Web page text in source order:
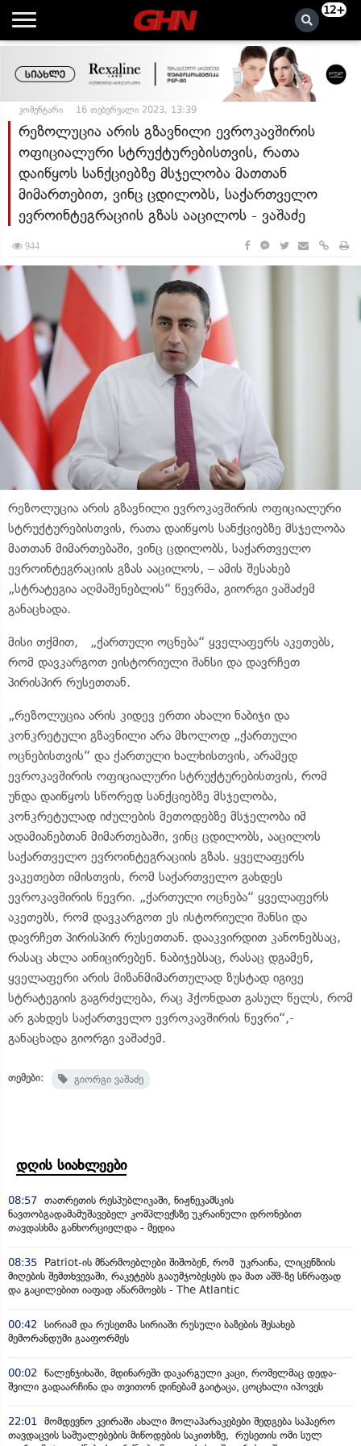
12+
კომენტარი 16 თებერვალი 2023, 13:39
რეზოლუცია არის გზავნილი ევროკავშირის
ოფიციალური სტრუქტურებისთვის, რათა
დაიწყოს სანქციებზე მსჯელობა მათთან
მიმართებით, ვინც ცდილობს, საქართველო
ევროინტეგრაციის გზას ააცილოს - ვაშაძე
944
რეზოლუცია არის გზავნილი ევროკავშირის ოფიციალური
სტრუქტურებისთვის, რათა დაიწყოს სანქციებზე მსჯელობა
მათთან მიმართებაში, ვინც ცდილობს, საქართველო
ევროინტეგრაციის გზას ააცილოს, – ამის შესახებ
„სტრატეგია აღმაშენებლის“ წევრმა, გიორგი ვაშაძემ
განაცხადა.
მისი თქმით, „ქართული ოცნება“ ყველაფერს აკეთებს,
რომ დავკარგოთ ეისტორიული შანსი და დავრჩეთ
პირისპირ რუსეთთან.
„რეზოლუცია არის კიდევ ერთი ახალი ნაბიჯი და
კონკრეტული გზავნილი არა მხოლოდ „ქართული
ოცნებისთვის“ და ქართული ხალხისთვის, არამედ
ევროკავშირის ოფიციალური სტრუქტურებისთვის, რომ
უნდა დაიწყოს სწორედ სანქციებზე მსჯელობა,
კონკრეტულად იძულების მეთოდებზე მსჯელობა იმ
ადამიანებთან მიმართებაში, ვინც ცდილობს, ააცილოს
საქართველო ევროინტეგრაციის გზას. ყველაფერს
ვაკეთებთ იმისთვის, რომ საქართველო გახდეს
ევროკავშირის წევრი. „ქართული ოცნება“ ყველაფერს
აკეთებს, რომ დავკარგოთ ეს ისტორიული შანსი და
დავრჩეთ პირისპირ რუსეთთან. დააკვირდით კანონებსაც,
რასაც ახლა აინიცირებენ. ნაბიჯებსაც, რასაც დგამენ,
ყველაფერი არის მიზანმიმართულად ზუსტად იგივე
სტრატეგიის გაგრძელება, რაც ჰქონდათ გასულ წელს, რომ
არ გახდეს საქართველო ევროკავშირის წევრი“,-
განაცხადა გიორგი ვაშაძემ.
თემები: გიორგი ვაშაძე
დღის სიახლეები
08:57 თათრეთის რესპუბლიკაში, ნიჟნეკამსკის
ნავთობგადამამუშავებელ კომპლექსზე უკრაინული დრონებით
თავდასხმა განხორციელდა - მედია
08:35
Patriot-ის მწარმოებლები შიშობენ, რომ უკრაინა, ლიცენზიის
მიღების შემთხვევაში, რაკეტებს გააუმჯობესებს და მათ აშშ-ზე სწრაფად
და გაცილებით იაფად აწარმოებს - The Atlantic
00:42
სირიამ და რუსეთმა სირიაში რუსული ბაზების შესახებ
მემორანდუმი გააფორმეს
00:02
წალენჯიხაში, მდინარეში დაკარგული კაცი, რომელმაც დედა-
შვილი გადაარჩინა და თვითონ დინებამ გაიტაცა, ცოცხალი იპოვეს
22:01
მომდევნო კვირაში ახალი მოლაპარაკებები შედგება საჰაერო
თავდაცვის საშუალებების მიწოდების საკითხზე, რუსეთის ომი სულ